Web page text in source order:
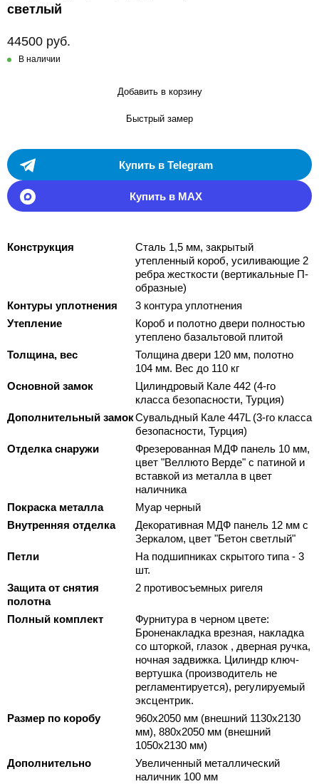
светлый
44500 руб.
В наличии
Добавить в корзину
Быстрый замер
Купить в Telegram
Купить в MAX
Конструкция
Сталь 1,5 мм, закрытый
утепленный короб, усиливающие 2
ребра жесткости (вертикальные П-
образные)
Контуры уплотнения
3 контура уплотнения
Утепление
Короб и полотно двери полностью
утеплено базальтовой плитой
Толщина, вес
Толщина двери 120 мм, полотно
104 мм. Вес до 110 кг
Основной замок
Цилиндровый Кале 442 (4-го
класса безопасности, Турция)
Дополнительный замокСувальдный Кале 447L (3-го класса
безопасности, Турция)
Отделка снаружи
Фрезерованная МДФ панель 10 мм,
цвет "Веллюто Верде" с патиной и
вставкой из металла в цвет
наличника
Покраска металла
Муар черный
Внутренняя отделка
Декоративная МДФ панель 12 мм с
Зеркалом, цвет "Бетон светлый"
Петли
На подшипниках скрытого типа - 3
шт.
Защита от снятия
полотна
2 противосъемных ригеля
Полный комплект
Фурнитура в черном цвете:
Броненакладка врезная, накладка
со шторкой, глазок , дверная ручка,
ночная задвижка. Цилиндр ключ-
вертушка (производитель не
регламентируется), регулируемый
эксцентрик.
Размер по коробу
960х2050 мм (внешний 1130х2130
мм), 880х2050 мм (внешний
1050х2130 мм)
Дополнительно
Увеличенный металлический
наличник 100 мм